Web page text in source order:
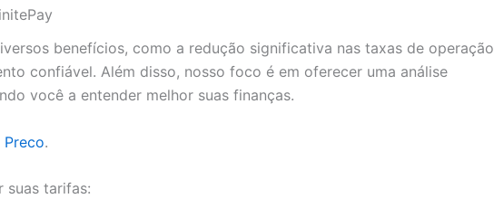
benefícios, como a redução significativa nas taxas de operação
confiável. Além disso, nosso foco é em oferecer uma análise
você a entender melhor suas finanças.
.
suas tarifas: